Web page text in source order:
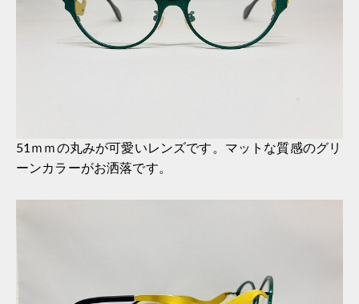
51ｍｍの丸みが可愛いレンズです。マットな質感のグリ
ーンカラーがお洒落です。